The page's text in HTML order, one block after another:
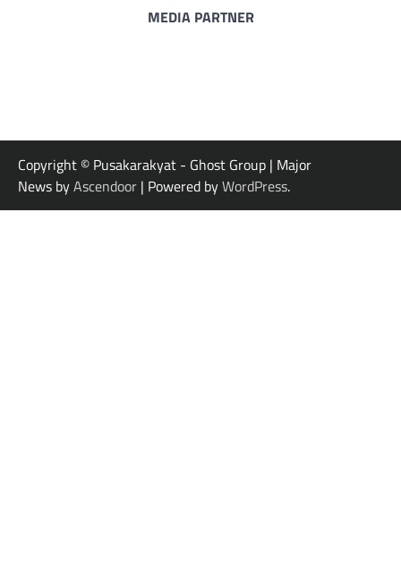
MEDIA PARTNER
Copyright © Pusakarakyat - Ghost Group | Major
News byAscendoor | Powered byWordPress.